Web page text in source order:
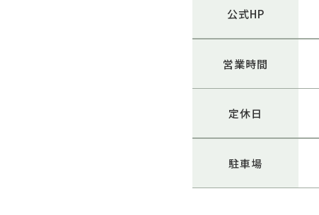
公式HP
営業時間
定休日
駐車場